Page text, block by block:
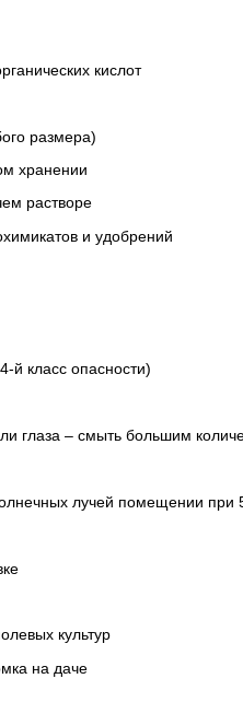
кислот
размера)
хранении
растворе
и удобрений
й класс опасности)
глаза – смыть большим
лучей помещении при
культур
на даче